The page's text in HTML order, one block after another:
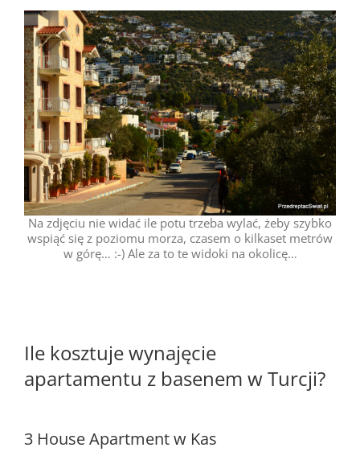
Na zdjęciu nie widać ile potu trzeba wylać, żeby szybko
wspiąć się z poziomu morza, czasem o kilkaset metrów
w górę… :-) Ale za to te widoki na okolicę…
Ile kosztuje wynajęcie
apartamentu z basenem w Turcji?
3 House Apartment w Kas